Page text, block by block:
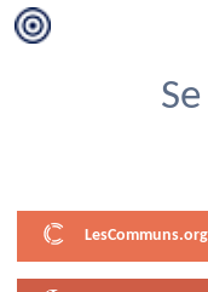
ETHIC AND CO
sur
LesCommuns.org